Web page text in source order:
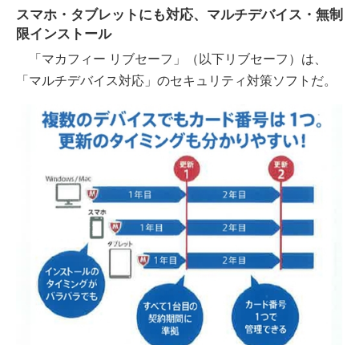
スマホ・タブレットにも対応、マルチデバイス・無制
限インストール
「マカフィー リブセーフ」（以下リブセーフ）は、
「マルチデバイス対応」のセキュリティ対策ソフトだ。